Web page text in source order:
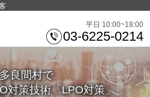
平日 10:00~18:00
03-6225-0214
良間村で
対策技術「LPO対策」